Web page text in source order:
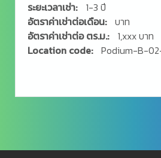
ระยะเวลาเช่า:
1-3 ปี
อัตราค่าเช่าต่อเดือน: บาท
อัตราค่าเช่าต่อ ตร.ม.:
1,xxx บาท
Location code: Podium-B-